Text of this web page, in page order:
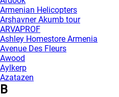
Armenian Helicopters
Arshavner Akumb tour
ARVAPROF
Ashley Homestore Armenia
Avenue Des Fleurs
Awood
Aylkerp
Azatazen
B